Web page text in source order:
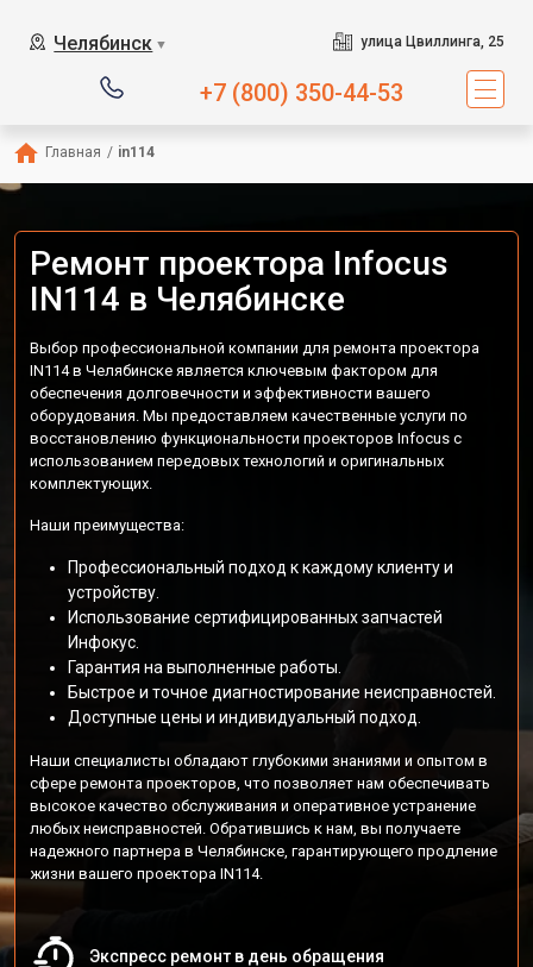
Челябинск ▼ улица Цвиллинга, 25
+7 (800) 350-44-53
Главная / in114
Ремонт проектора Infocus
IN114 в Челябинске
Выбор профессиональной компании для ремонта проектора
IN114 в Челябинске является ключевым фактором для
обеспечения долговечности и эффективности вашего
оборудования. Мы предоставляем качественные услуги по
восстановлению функциональности проекторов Infocus с
использованием передовых технологий и оригинальных
комплектующих.
Наши преимущества:
Профессиональный подход к каждому клиенту и
устройству.
Использование сертифицированных запчастей
Инфокус.
Гарантия на выполненные работы.
Быстрое и точное диагностирование неисправностей.
Доступные цены и индивидуальный подход.
Наши специалисты обладают глубокими знаниями и опытом в
сфере ремонта проекторов, что позволяет нам обеспечивать
высокое качество обслуживания и оперативное устранение
любых неисправностей. Обратившись к нам, вы получаете
надежного партнера в Челябинске, гарантирующего продление
жизни вашего проектора IN114.
Экспресс ремонт в день обращения